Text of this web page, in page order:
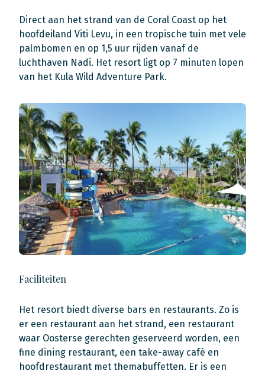
Direct aan het strand van de Coral Coast op het
hoofdeiland Viti Levu, in een tropische tuin met vele
palmbomen en op 1,5 uur rijden vanaf de
luchthaven Nadi. Het resort ligt op 7 minuten lopen
van het Kula Wild Adventure Park.
Faciliteiten
Het resort biedt diverse bars en restaurants. Zo is
er een restaurant aan het strand, een restaurant
waar Oosterse gerechten geserveerd worden, een
fine dining restaurant, een take-away café en
hoofdrestaurant met themabuffetten. Er is een